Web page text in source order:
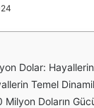
Dolar:
Temel
Milyon Doların